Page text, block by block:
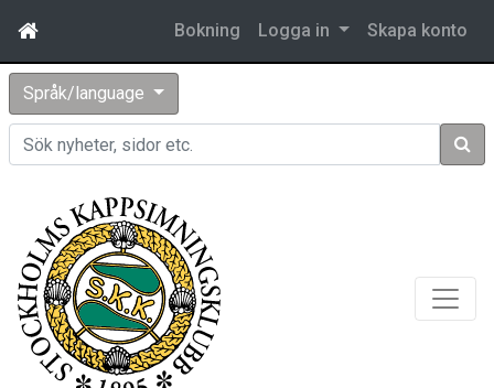
Bokning Logga in Skapa konto
Språk/language
Sök